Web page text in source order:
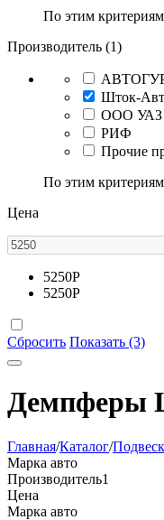
По этим
Производитель (1)
Шток-
ООО УАЗ
РИФ
Прочие
По этим
Цена
5250Р
5250Р
Сбросить Показать (3)
Демпферы
Главная/Каталог/
Марка авто
Производитель1
Цена
Марка авто